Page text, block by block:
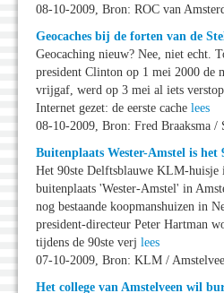
08-10-2009, Bron: ROC van
Geocaches bij de forten van de
Geocaching nieuw? Nee, niet echt.
president Clinton op 1 mei 2000 de
vrijgaf, werd op 3 mei al iets
Internet gezet: de eerste cache lees
08-10-2009, Bron: Fred Braaksma /
Buitenplaats Wester-Amstel is
Het 90ste Delftsblauwe KLM-huisje
buitenplaats 'Wester-Amstel' in
nog bestaande koopmanshuizen in
president-directeur Peter Hartman
tijdens de 90ste verj lees
07-10-2009, Bron: KLM /
Het college van Amstelveen wil